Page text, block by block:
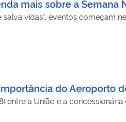
mais sobre a Semana
vidas”, eventos começam
do Aeroporto
entre a União e a